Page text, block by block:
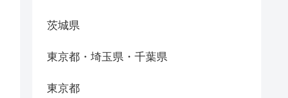
茨城県
東京都・埼玉県・千葉県
東京都